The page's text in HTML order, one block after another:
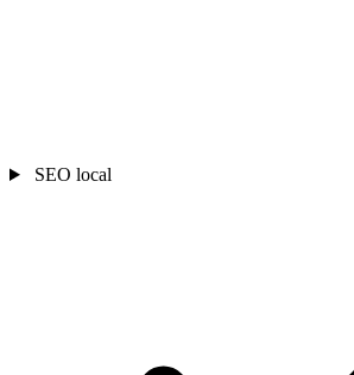
SEO local